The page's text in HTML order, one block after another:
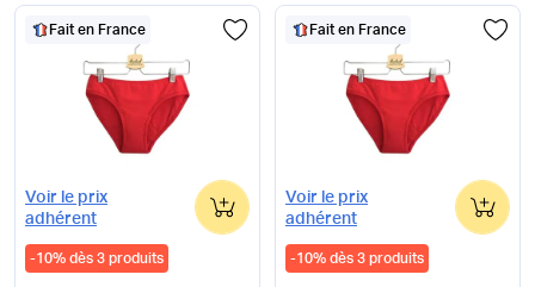
Fait en France
Voir le prix
adhérent
-10% dès 3 produits
0
Fait en France
Voir le prix
adhérent
-10% dès 3 produits
0